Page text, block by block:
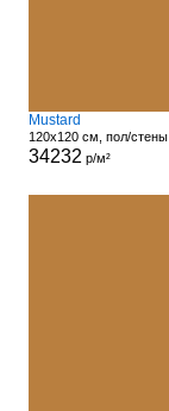
Mustard
120x120 см, пол/стены
34232 р/м²